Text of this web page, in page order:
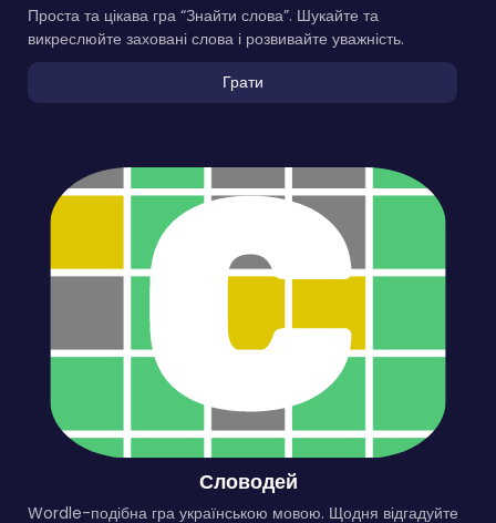
Проста та цікава гра “Знайти слова”. Шукайте та
викреслюйте заховані слова і розвивайте уважність.
Грати
Словодей
Wordle-подібна гра українською мовою. Щодня відгадуйте